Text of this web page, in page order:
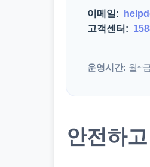
이메일:
고객센터:
운영시간: 월~
안전하